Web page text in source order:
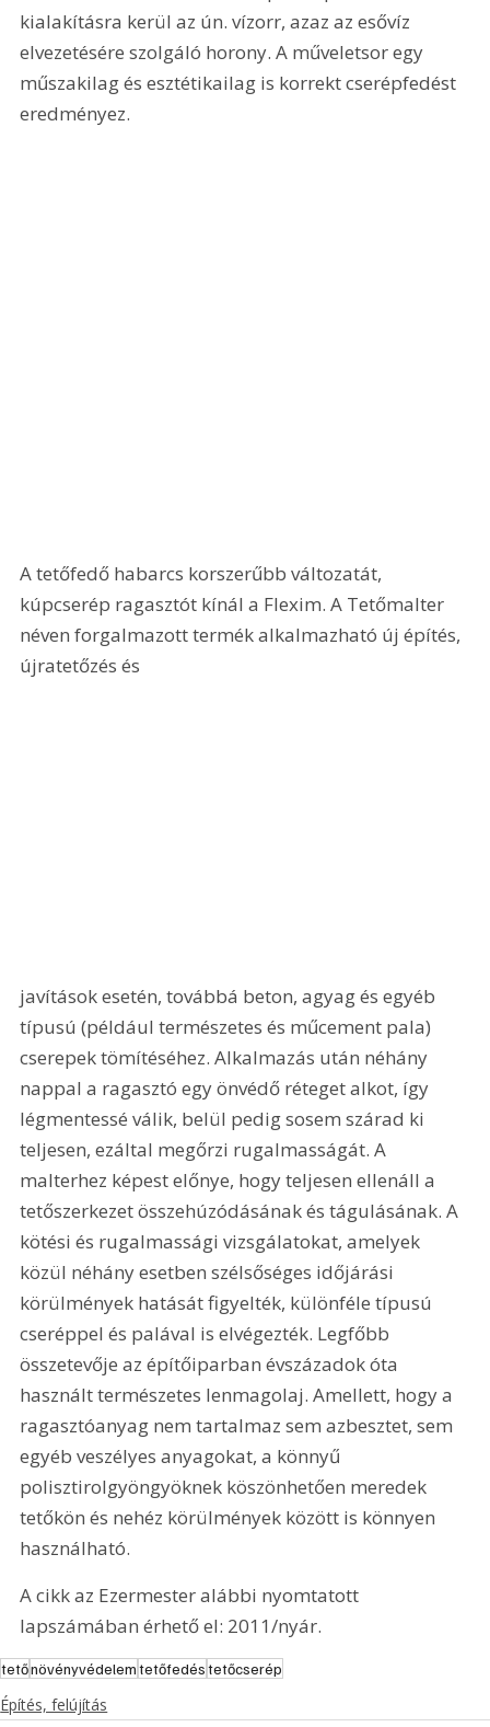
kialakításra kerül az ún. vízorr, azaz az esővíz
elvezetésére szolgáló horony. A műveletsor egy
műszakilag és esztétikailag is korrekt cserépfedést
eredményez.
A tetőfedő habarcs korszerűbb változatát,
kúpcserép ragasztót kínál a Flexim. A Tetőmalter
néven forgalmazott termék alkalmazható új építés,
újratetőzés és
javítások esetén, továbbá beton, agyag és egyéb
típusú (például természetes és műcement pala)
cserepek tömítéséhez. Alkalmazás után néhány
nappal a ragasztó egy önvédő réteget alkot, így
légmentessé válik, belül pedig sosem szárad ki
teljesen, ezáltal megőrzi rugalmasságát. A
malterhez képest előnye, hogy teljesen ellenáll a
tetőszerkezet összehúzódásának és tágulásának. A
kötési és rugalmassági vizsgálatokat, amelyek
közül néhány esetben szélsőséges időjárási
körülmények hatását figyelték, különféle típusú
cseréppel és palával is elvégezték. Legfőbb
összetevője az építőiparban évszázadok óta
használt természetes lenmagolaj. Amellett, hogy a
ragasztóanyag nem tartalmaz sem azbesztet, sem
egyéb veszélyes anyagokat, a könnyű
polisztirolgyöngyöknek köszönhetően meredek
tetőkön és nehéz körülmények között is könnyen
használható.
A cikk az Ezermester alábbi nyomtatott
lapszámában érhető el: 2011/nyár.
tetőnövényvédelemtetőfedéstetőcserép
Építés, felújítás